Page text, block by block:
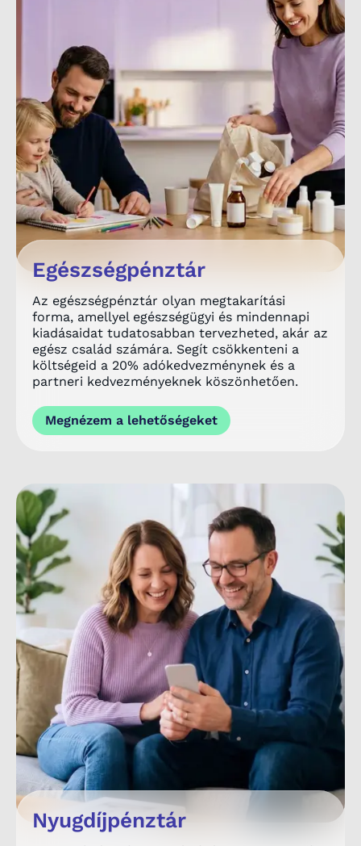
Egészségpénztár
Az egészségpénztár olyan megtakarítási
forma, amellyel egészségügyi és mindennapi
kiadásaidat tudatosabban tervezheted, akár az
egész család számára. Segít csökkenteni a
költségeid a 20% adókedvezménynek és a
partneri kedvezményeknek köszönhetően.
Megnézem a lehetőségeket
Nyugdíjpénztár